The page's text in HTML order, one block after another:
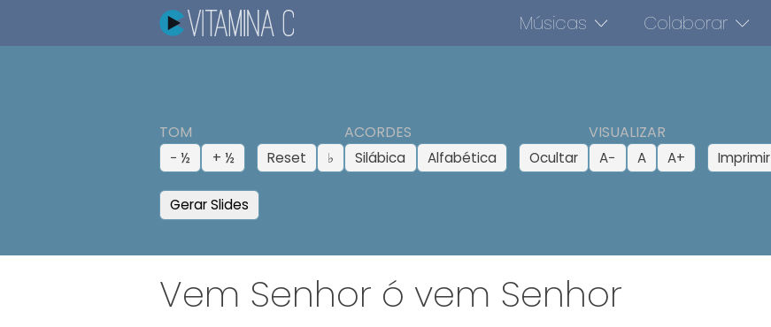
Músicas Colaborar
TOM
− ½ + ½ Reset ♭
ACORDES
Silábica Alfabética Ocultar
VISUALIZAR
A− A A+ Imprimir
Gerar Slides
Vem Senhor ó vem Senhor